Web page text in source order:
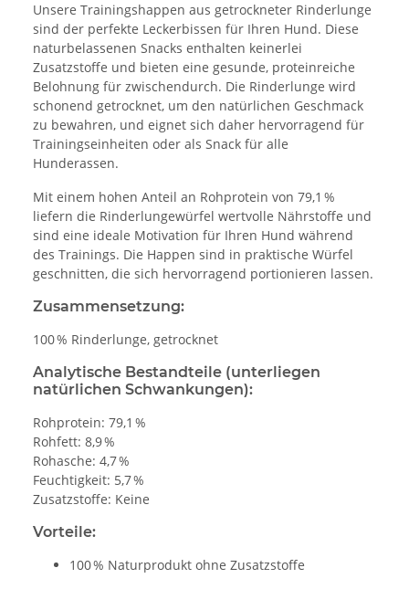
Unsere Trainingshappen aus getrockneter Rinderlunge
sind der perfekte Leckerbissen für Ihren Hund. Diese
naturbelassenen Snacks enthalten keinerlei
Zusatzstoffe und bieten eine gesunde, proteinreiche
Belohnung für zwischendurch. Die Rinderlunge wird
schonend getrocknet, um den natürlichen Geschmack
zu bewahren, und eignet sich daher hervorragend für
Trainingseinheiten oder als Snack für alle
Hunderassen.
Mit einem hohen Anteil an Rohprotein von 79,1 %
liefern die Rinderlungewürfel wertvolle Nährstoffe und
sind eine ideale Motivation für Ihren Hund während
des Trainings. Die Happen sind in praktische Würfel
geschnitten, die sich hervorragend portionieren lassen.
Zusammensetzung:
100 % Rinderlunge, getrocknet
Analytische Bestandteile (unterliegen
natürlichen Schwankungen):
Rohprotein: 79,1 %
Rohfett: 8,9 %
Rohasche: 4,7 %
Feuchtigkeit: 5,7 %
Zusatzstoffe: Keine
Vorteile:
100 % Naturprodukt ohne Zusatzstoffe